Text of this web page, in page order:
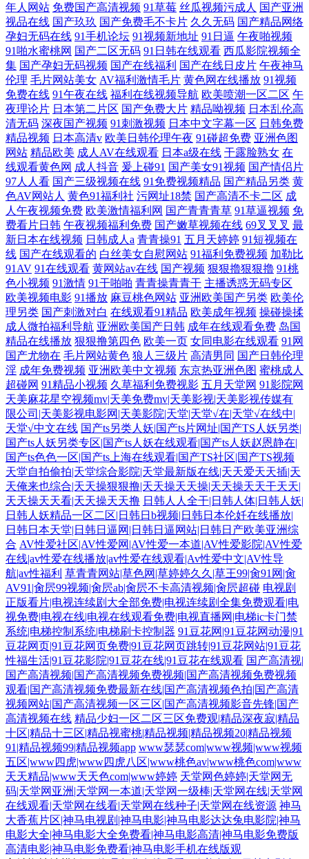
年人网站 免费国产高清视频 91草莓 丝瓜视频污成人 国产亚洲
视品在线 国产玖玖 国产免费毛不卡片 久久无码 国产精品网络
孕妇无码在线 91手机论坛 91视频新地址 91日逼 午夜啪视频
91啪水蜜桃网 国产二区无码 91日韩在线观看 西瓜影院视频全
集 国产孕妇无码视频 国产在线福利 国产在线日皮片 午夜神马
伦理 毛片网站美女 AV福利激情毛片 黄色网在线播放 91视频
免费在线 91午夜在线 福利在线视频导航 欧美喷潮一区二区 午
夜理论片 日本第二片区 国产免费大片 精品呦视频 日本乱伦高
清无码 深夜国产视频 91刺激视频 日本中文字幕一区 日韩免费
精品视频 日本高清v 欧美日韩伦理午夜 91碰超免费 亚洲色图
网站 精品欧美 成人AV在线观看 日本a级在线 干露脸熟女 在
线观看黄色网 成人抖音 爰上碰91 国产美女91视频 国产情侣片
97人人看 国产三级视频在线 91免费视频精品 国产精品另类 黄
色AV网站人 黄色91福利社 污网址18禁 国产高清不卡二区 成
人午夜视频免费 欧美激情福利网 国产青青青草 91草逼视频 免
费看片日韩 午夜视频福利免费 国产嫩草视频在线 69叉叉叉 最
新日本在线视频 日韩成人a 青青操91 五月天婷婷 91短视频在
线 国产在线观看的 白丝美女自慰网站 91福利免费视频 加勒比
91AV 91在线观看 黄网站av在线 国产视频 狠狠擼狠狠擼 91桃
色小视频 91激情 91干啪啪 青青操青青干 主播诱惑无码专区
欧美视频电影 91播放 麻豆桃色网站 亚洲欧美国产另类 欧美伦
理另类 国产刺激对白 在线观看91精品 欧美成年视频 操碰操揉
成人微拍福利导航 亚洲欧美国产日韩 成年在线观看免费 岛国
精品在线播放 狠狠撸第四色 欧美一页 女同电影在线观看 91网
国产尤物在 毛片网站黄色 狼人三级片 高清男同 国产日韩伦理
淫 成年免费视频 亚洲欧美中文视频 东京热亚洲色图 蜜桃成人
超碰网 91精品小视频 久草福利免费视影 五月天堂网 91影院网
天美麻花星空视频mv|天美免费mv|天美影视|天美影视传媒有
限公司|天美影视电影网|天美影院|天堂|天堂√在|天堂√在线中|
天堂√中文在线 国产ts另类人妖|国产ts片网址|国产TS人妖另类|
国产ts人妖另类专区|国产ts人妖在线观看|国产ts人妖赵恩静在|
国产ts色色一区|国产ts上海在线观看|国产TS社区|国产TS视频
天堂自拍偷拍|天堂综合影院|天堂最新版在线|天天爱天天插|天
天俺来也综合|天天操狠狠撸|天天操天天操|天天操天天干天天|
天天操天天看|天天操天天撸 日韩人人全干|日韩人体|日韩人妖|
日韩人妖精品一区二区|日韩日b视频|日韩日本伦奷在线播放|
日韩日本天堂|日韩日逼网|日韩日逼网站|日韩日产欧美亚洲综
合 AV性爱社区|AV性爱网|AV性爱一本道|AV性爱影院|AV性爱
在线|av性爱在线播放|av性爱在线观看|Av性爱中文|AV性导
航|av性福利 草青青网站|草色网|草婷婷久久|草王99|肏91网|肏
AV91|肏屄99视频|肏屄ab|肏屄不卡高清视频|肏屄超碰 电视剧
正版看片|电视连续剧大全部免费|电视连续剧全集免费观看|电
视免费|电视在线|电视在线观看免费|电视直播网|电梯ic卡门禁
系统|电梯控制系统|电梯刷卡控制器 91豆花网|91豆花网动漫|91
豆花网页|91豆花网页免费|91豆花网页跳转|91豆花网站|91豆花
性福生活|91豆花影院|91豆花在线|91豆花在线观看 国产高清视|
国产高清视频|国产高清视频免费视频|国产高清视频免费视频
观看|国产高清视频免费最新在线|国产高清视频色拍|国产高清
视频网站|国产高清视频一区三区|国产高清视频影音先锋|国产
高清视频在线 精品少妇一区二区三区免费观|精品深夜寂|精品
十区|精品十三区|精品视蜜桃|精品视频|精品视频20|精品视频
91|精品视频99|精品视频app www瑟瑟com|www视频|www视频
五区|www四虎|www四虎八区|www桃色av|www桃色com|www
天天精品|www天天色com|www婷婷 天堂网色婷婷|天堂网无
码|天堂网亚洲|天堂网一本道|天堂网一级棒|天堂网在线|天堂网
在线观看|天堂网在线看|天堂网在线种子|天堂网在线资源 神马
大香蕉片区|神马电视剧|神马电影|神马电影达达兔电影院|神马
电影大全|神马电影大全免费看|神马电影高清|神马电影免费版
高清电影|神马电影免费看|神马电影手机在线版观